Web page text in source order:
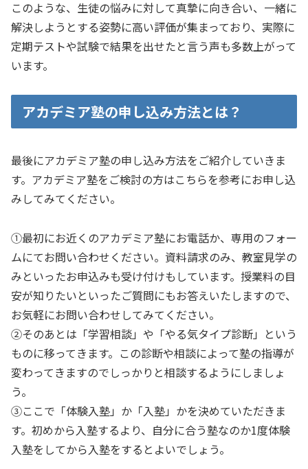
このような、生徒の悩みに対して真摯に向き合い、一緒に
解決しようとする姿勢に高い評価が集まっており、実際に
定期テストや試験で結果を出せたと言う声も多数上がって
います。
アカデミア塾の申し込み方法とは？
最後にアカデミア塾の申し込み方法をご紹介していきま
す。アカデミア塾をご検討の方はこちらを参考にお申し込
みしてみてください。
①最初にお近くのアカデミア塾にお電話か、専用のフォー
ムにてお問い合わせください。資料請求のみ、教室見学の
みといったお申込みも受け付けもしています。授業料の目
安が知りたいといったご質問にもお答えいたしますので、
お気軽にお問い合わせしてみてください。
②そのあとは「学習相談」や「やる気タイプ診断」という
ものに移ってきます。この診断や相談によって塾の指導が
変わってきますのでしっかりと相談するようにしましょ
う。
③ここで「体験入塾」か「入塾」かを決めていただきま
す。初めから入塾するより、自分に合う塾なのか1度体験
入塾をしてから入塾をするとよいでしょう。